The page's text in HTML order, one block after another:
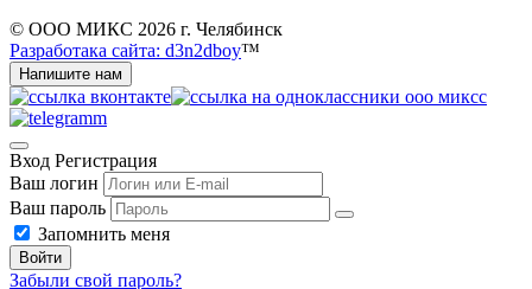
© ООО МИКС 2026 г. Челябинск
Разработака сайта: d3n2dboy™
Напишите нам
Вход Регистрация
Ваш логин
Ваш пароль
Запомнить меня
Войти
Забыли свой пароль?